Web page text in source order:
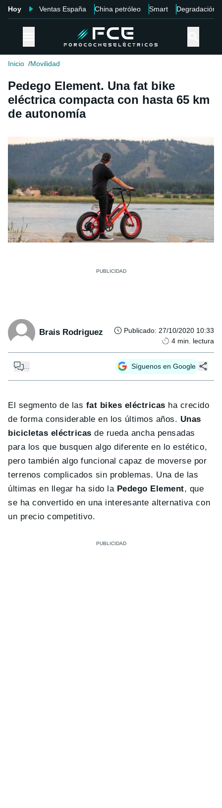
Hoy Ventas España China petróleo Smart Degradación
Inicio Movilidad
Pedego Element. Una fat bike
eléctrica compacta con hasta 65 km
de autonomía
Brais Rodriguez Publicado: 27/10/2020 10:33
4 min. lectura
Síguenos en Google
El segmento de las fat bikes eléctricas ha crecido
de forma considerable en los últimos años. Unas
bicicletas eléctricas de rueda ancha pensadas
para los que busquen algo diferente en lo estético,
pero también algo funcional capaz de moverse por
terrenos complicados sin problemas. Una de las
últimas en llegar ha sido la Pedego Element, que
se ha convertido en una interesante alternativa con
un precio competitivo.